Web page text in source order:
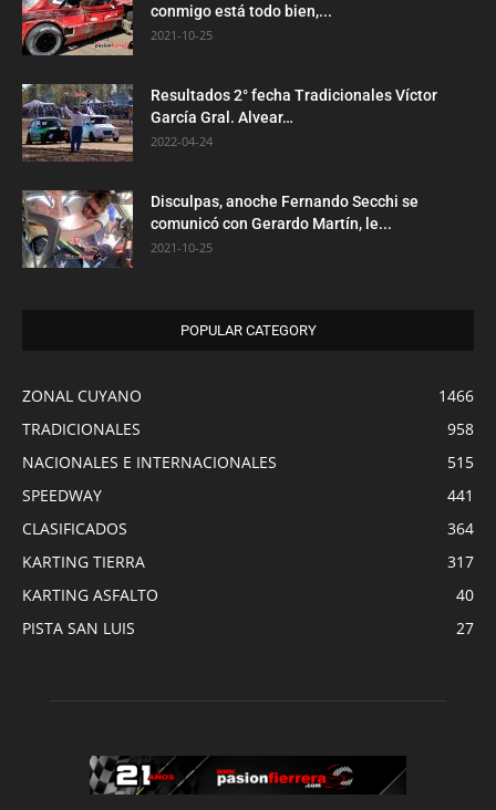
conmigo está todo bien,...
2021-10-25
Resultados 2° fecha Tradicionales Víctor
García Gral. Alvear…
2022-04-24
Disculpas, anoche Fernando Secchi se
comunicó con Gerardo Martín, le...
2021-10-25
POPULAR CATEGORY
ZONAL CUYANO
1466
TRADICIONALES
958
NACIONALES E INTERNACIONALES
515
SPEEDWAY
441
CLASIFICADOS
364
KARTING TIERRA
317
KARTING ASFALTO
40
PISTA SAN LUIS
27